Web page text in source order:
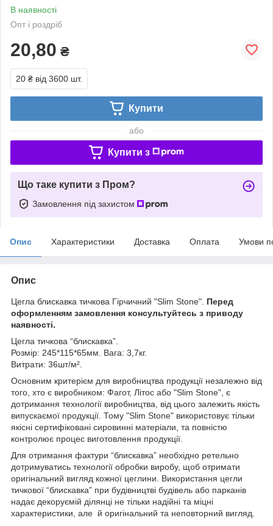
В наявності
Опт і роздріб
20,80 ₴
20 ₴ від 3600 шт.
Купити
або
Купити з
Що таке купити з Пром?
Замовлення під захистом
Опис Характеристики Доставка Оплата Умови
Опис
Цегла блискавка тичкова Гірчичний "Slim Stone". Перед
оформленням замовлення консультуйтесь з приводу
наявності.
Цегла тичкова “блискавка”.
Розмір: 245*115*65мм. Вага: 3,7кг.
Витрати: 36шт/м².
Основним критерієм для виробництва продукції незалежно від
того, хто є виробником: Фагот, Літос або "Slim Stone", є
дотримання технології виробництва, від цього залежить якість
випускаємої продукції. Тому "Slim Stone" використовує тільки
якісні сертифіковані сировинні матеріали, та повністю
контролює процес виготовлення продукції.
Для отримання фактури “блискавка” необхідно ретельно
дотримуватись технології обробки виробу, щоб отримати
оригінальний вигляд кожної цеглини. Використання цегли
тичкової “блискавка” при будівництві будівель або парканів
надає декоруємій ділянці не тільки надійні та міцні
характеристики, але й оригінальний та неповторний вигляд.